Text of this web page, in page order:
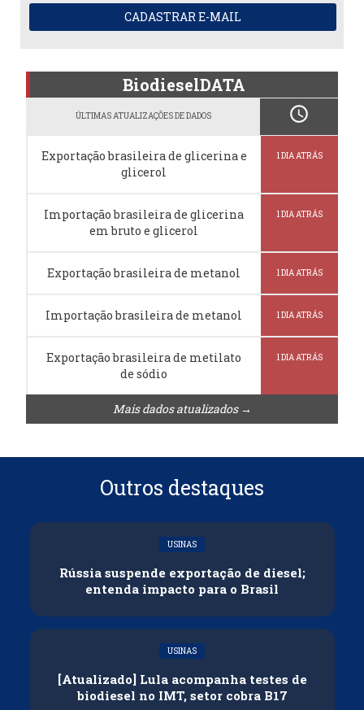
CADASTRAR E-MAIL
BiodieselDATA
ÚLTIMAS ATUALIZAÇÕES DE DADOS schedule
Exportação brasileira de glicerina e
glicerol
1 DIA ATRÁS
Importação brasileira de glicerina
em bruto e glicerol
1 DIA ATRÁS
Exportação brasileira de metanol 1 DIA ATRÁS
Importação brasileira de metanol 1 DIA ATRÁS
Exportação brasileira de metilato
de sódio
1 DIA ATRÁS
Mais dados atualizados →
Outros destaques
USINAS
Rússia suspende exportação de diesel;
entenda impacto para o Brasil
USINAS
[Atualizado] Lula acompanha testes de
biodiesel no IMT, setor cobra B17